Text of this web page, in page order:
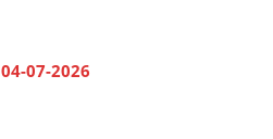
04-07-2026